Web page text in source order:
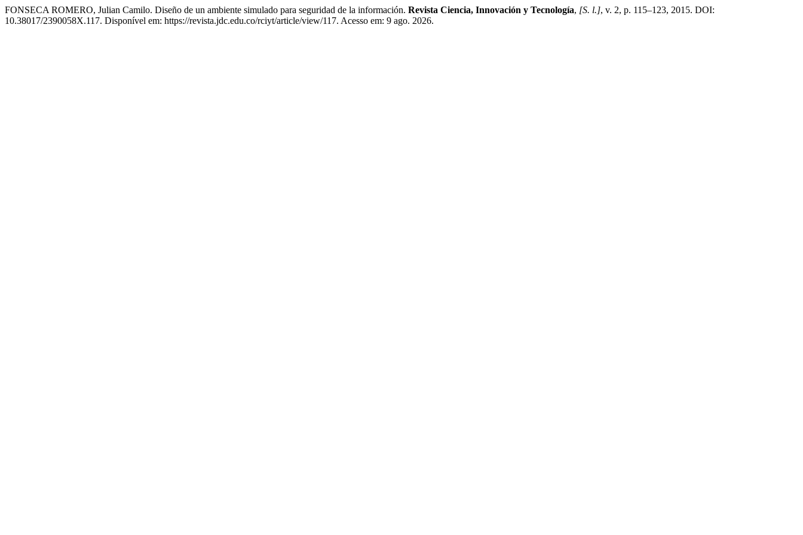
FONSECA ROMERO, Julian Camilo. Diseño de un ambiente simulado para seguridad de la información. Revista Ciencia, Innovación y Tecnología, [S. l.], v. 2, p. 115–123, 2015. DOI:
10.38017/2390058X.117. Disponível em: https://revista.jdc.edu.co/rciyt/article/view/117. Acesso em: 9 ago. 2026.